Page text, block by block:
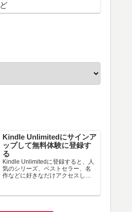
ど
Kindle Unlimitedにサインア
ップして無料体験に登録す
る
Kindle Unlimitedに登録すると、人
気のシリーズ、ベストセラー、名
作などに好きなだけアクセスし